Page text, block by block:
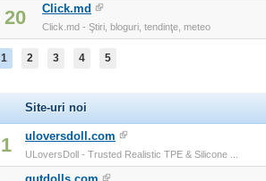
20 Click.md
Click.md - Ştiri, bloguri, tendinţe, meteo
1 2 3 4 5
Site-uri noi
1 uloversdoll.com
ULoversDoll - Trusted Realistic TPE & Silicone ...
gutdolls.com